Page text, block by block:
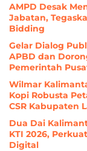
AMPD Desak
Jabatan,
Bidding
Gelar Dialog
APBD dan
Pemerintah
Wilmar
Kopi Robusta
CSR Kabupaten
Dua Dai
KTI 2026,
Digital